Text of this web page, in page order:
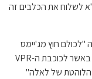
לשלוח את הכלבים זה
"לכולם חוץ מג'יימס
(קנדי)". היא לא הזכירה את אריאנה מדיקס בכלל. באשר לכוכבת ה-VPR
הלוהטת של לאלה"